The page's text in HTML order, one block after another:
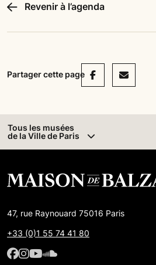
Revenir à l’agenda
Partager cette pageFacebook
Mail
Tous les musées
de la Ville de Paris
47, rue Raynouard 75016 Paris
+33 (0)1 55 74 41 80
Facebook : Maison de
Facebook : Maison de
Youtube : Maison de
SoundCloud :